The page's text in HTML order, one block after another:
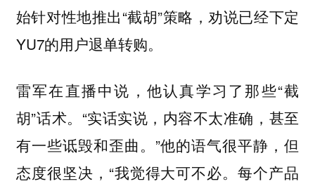
始针对性地推出“截胡”策略，劝说已经下定
YU7的用户退单转购。
雷军在直播中说，他认真学习了那些“截
胡”话术。“实话实说，内容不太准确，甚至
有一些诋毁和歪曲。”他的语气很平静，但
态度很坚决，“我觉得大可不必。每个产品